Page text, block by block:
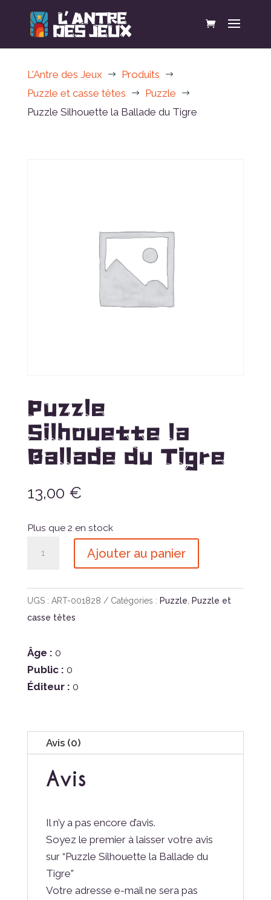
L'Antre des Jeux $ Produits $
Puzzle et casse têtes $ Puzzle $
Puzzle Silhouette la Ballade du Tigre
Puzzle
Silhouette la
Ballade du Tigre
13,00 €
Plus que 2 en stock
Silhouette
du
Tigre
Ajouter au panier
UGS : ART-001828 Catégories : Puzzle, Puzzle et
casse têtes
Âge : 0
Public : 0
Éditeur : 0
Avis (0)
Avis
Il n’y a pas encore d’avis.
Soyez le premier à laisser votre avis
sur “Puzzle Silhouette la Ballade du
Tigre”
Votre adresse e-mail ne sera pas